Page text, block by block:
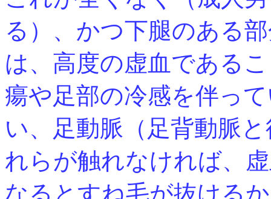
る）、かつ下腿のある
は、高度の虚血である
瘍や足部の冷感を伴っ
い、足動脈（足背動脈
れらが触れなければ、
なるとすね毛が抜ける